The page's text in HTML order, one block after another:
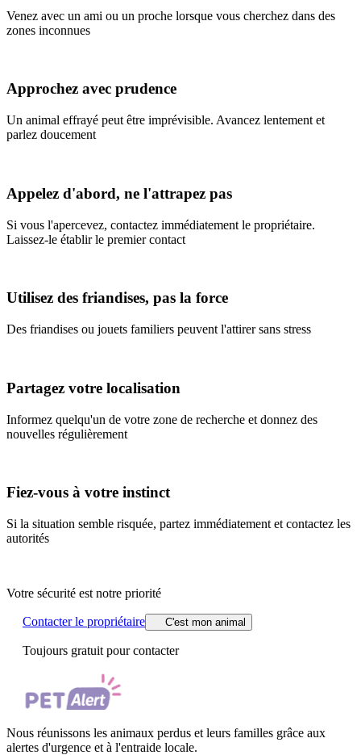
Venez avec un ami ou un proche lorsque vous cherchez dans des
zones inconnues
Approchez avec prudence
Un animal effrayé peut être imprévisible. Avancez lentement et
parlez doucement
Appelez d'abord, ne l'attrapez pas
Si vous l'apercevez, contactez immédiatement le propriétaire.
Laissez-le établir le premier contact
Utilisez des friandises, pas la force
Des friandises ou jouets familiers peuvent l'attirer sans stress
Partagez votre localisation
Informez quelqu'un de votre zone de recherche et donnez des
nouvelles régulièrement
Fiez-vous à votre instinct
Si la situation semble risquée, partez immédiatement et contactez les
autorités
Votre sécurité est notre priorité
Contacter le propriétaire C'est mon animal
Toujours gratuit pour contacter
Nous réunissons les animaux perdus et leurs familles grâce aux
alertes d'urgence et à l'entraide locale.